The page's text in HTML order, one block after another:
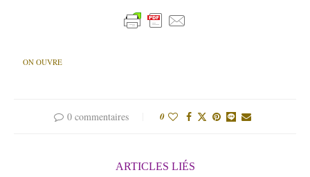
ON OUVRE
0 commentaires 0
ARTICLES LIÉS